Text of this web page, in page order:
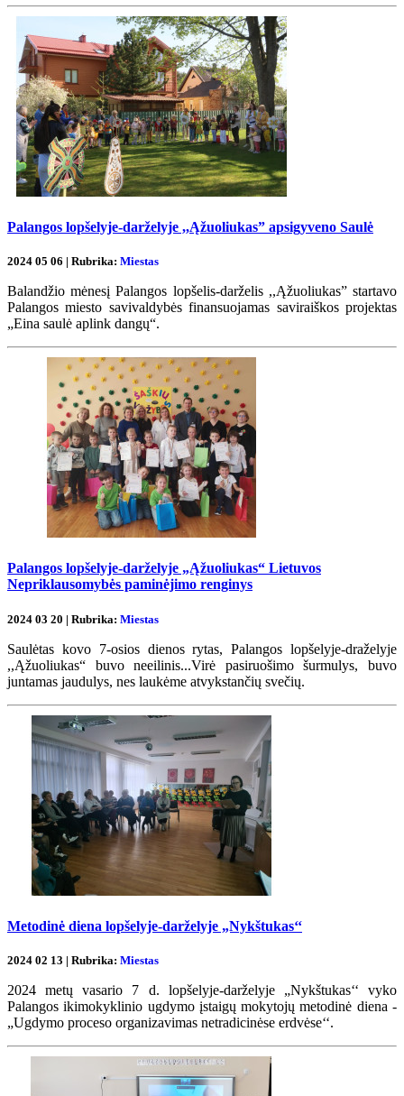
Palangos lopšelyje-darželyje ,,Ąžuoliukas” apsigyveno Saulė
2024 05 06 | Rubrika: Miestas
Balandžio mėnesį Palangos lopšelis-darželis ,,Ąžuoliukas” startavo
Palangos miesto savivaldybės finansuojamas saviraiškos projektas
„Eina saulė aplink dangų“.
Palangos lopšelyje-darželyje „Ąžuoliukas“ Lietuvos
Nepriklausomybės paminėjimo renginys
2024 03 20 | Rubrika: Miestas
Saulėtas kovo 7-osios dienos rytas, Palangos lopšelyje-draželyje
,,Ąžuoliukas“ buvo neeilinis...Virė pasiruošimo šurmulys, buvo
juntamas jaudulys, nes laukėme atvykstančių svečių.
Metodinė diena lopšelyje-darželyje „Nykštukas‘‘
2024 02 13 | Rubrika: Miestas
2024 metų vasario 7 d. lopšelyje-darželyje „Nykštukas‘‘ vyko
Palangos ikimokyklinio ugdymo įstaigų mokytojų metodinė diena -
„Ugdymo proceso organizavimas netradicinėse erdvėse‘‘.